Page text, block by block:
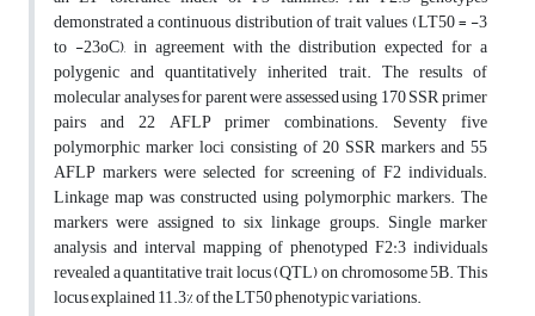
demonstrated a continuous distribution of trait values (LT50 = -3
to -23oC), in agreement with the distribution expected for a
polygenic and quantitatively inherited trait. The results of
molecular analyses for parent were assessed using 170 SSR primer
pairs and 22 AFLP primer combinations. Seventy five
polymorphic marker loci consisting of 20 SSR markers and 55
AFLP markers were selected for screening of F2 individuals.
Linkage map was constructed using polymorphic markers. The
markers were assigned to six linkage groups. Single marker
analysis and interval mapping of phenotyped F2:3 individuals
revealed a quantitative trait locus (QTL) on chromosome 5B. This
locus explained 11.3% of the LT50 phenotypic variations.